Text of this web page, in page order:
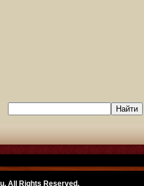
All Rights Reserved.